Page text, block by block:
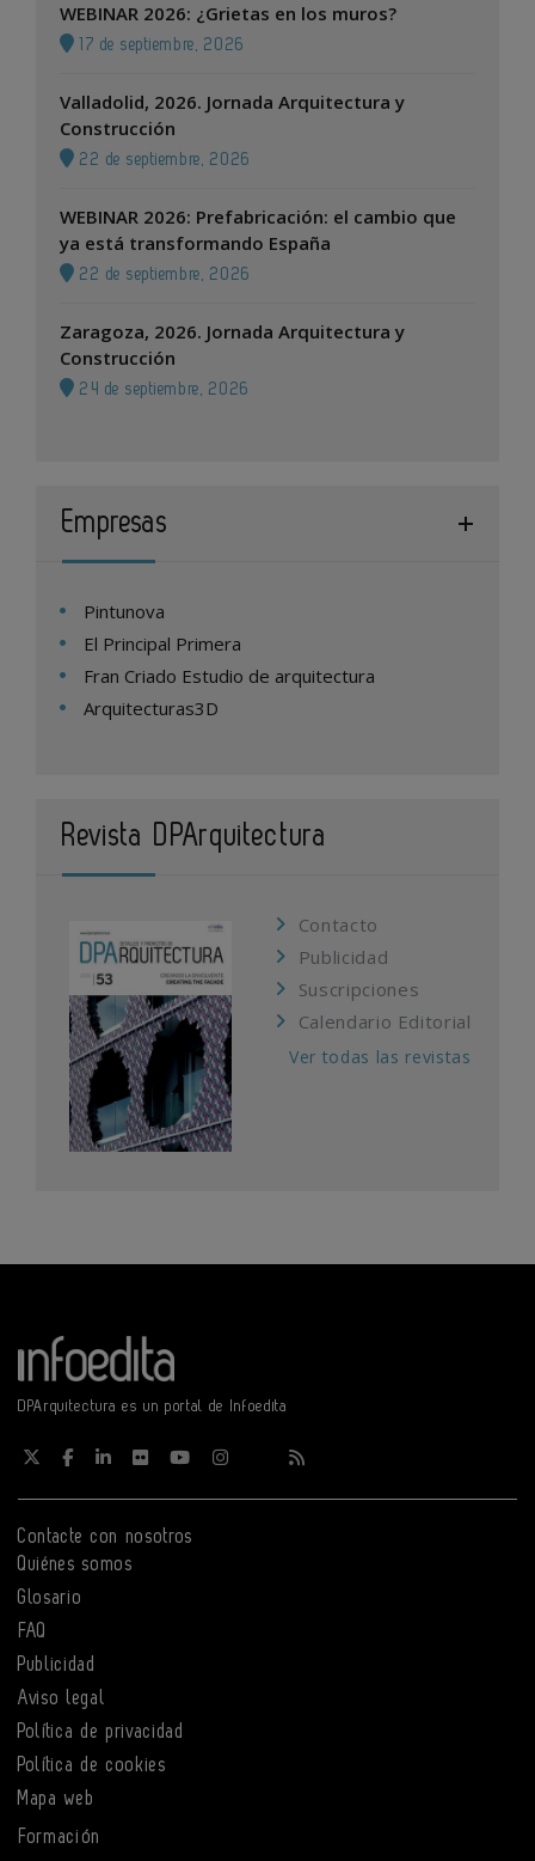
WEBINAR 2026: ¿Grietas en los muros?
17 de septiembre, 2026
Valladolid, 2026. Jornada Arquitectura y
Construcción
22 de septiembre, 2026
WEBINAR 2026: Prefabricación: el cambio que
ya está transformando España
22 de septiembre, 2026
Zaragoza, 2026. Jornada Arquitectura y
Construcción
24 de septiembre, 2026
Empresas
Pintunova
El Principal Primera
Fran Criado Estudio de arquitectura
Arquitecturas3D
Revista DPArquitectura
Contacto
Publicidad
Suscripciones
Calendario Editorial
Ver todas las revistas
DPArquitectura es un portal de Infoedita
Contacte con nosotros
Quiénes somos
Glosario
FAQ
Publicidad
Aviso legal
Política de privacidad
Política de cookies
Mapa web
Formación